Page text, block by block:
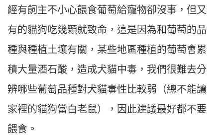
經有飼主不小心餵食葡萄給寵物卻沒事，但又
有的貓狗吃幾顆就致命，這是因為和葡萄的品
種與種植土壤有關，某些地區種植的葡萄會累
積大量酒石酸，造成犬貓中毒，我們很難去分
辨哪些葡萄品種對犬貓毒性比較弱（總不能讓
家裡的貓狗當白老鼠），因此建議最好都不要
餵食。